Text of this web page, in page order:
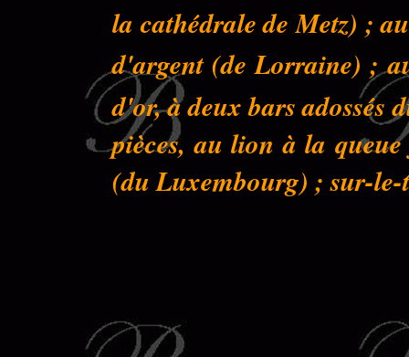
la cathédrale de Metz) ;
d'argent (de Lorraine) ;
d'or, à deux bars adossés
pièces, au lion à la
(du Luxembourg) ; sur-le-